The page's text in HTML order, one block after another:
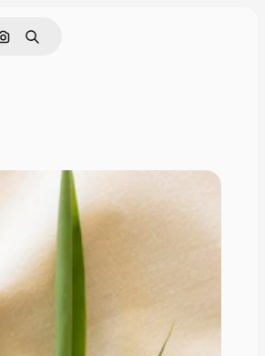
Поиск по изображению
Поиск